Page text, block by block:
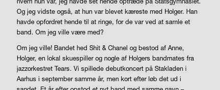
Og jeg vidste også, at hun var blevet kæreste med Holger. Han
havde opfordret hende til at ringe, for de var ved at samle et
band. Om jeg ville være med?
Om jeg ville! Bandet hed Shit & Chanel og bestod af Anne,
Holger, en lokal skuespiller og nogle af Holgers bandmates fra
jazzorkestret Tears. Vi spillede debutkoncert på Stakladen i
Aarhus i september samme år, men kort efter løb det ud i